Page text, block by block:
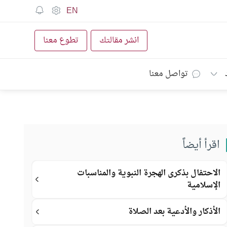
EN
انشر مقالتك تطوع معنا
تواصل معنا
اقرأ أيضاً
الاحتفال بذكرى الهجرة النبوية والمناسبات
الإسلامية
الأذكار والأدعية بعد الصلاة